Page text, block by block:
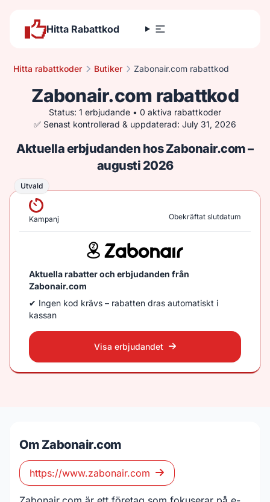
Hitta Rabattkod
Hitta rabattkoder Butiker Zabonair.com rabattkod
Zabonair.com rabattkod
Status: 1 erbjudande • 0 aktiva rabattkoder
✅ Senast kontrollerad & uppdaterad: July 31, 2026
Aktuella erbjudanden hos Zabonair.com –
augusti 2026
Utvald
Utvald
Kampanj Obekräftat slutdatum
Aktuella rabatter och erbjudanden från
Zabonair.com
✔ Ingen kod krävs – rabatten dras automatiskt i
kassan
Visa erbjudandet
Om Zabonair.com
https://www.zabonair.com